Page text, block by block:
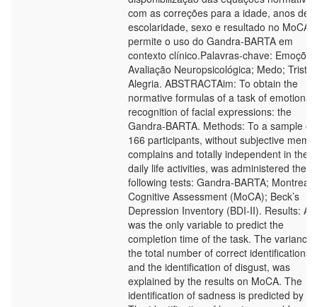
com as correções para a idade, anos de
escolaridade, sexo e resultado no MoCA,
permite o uso do Gandra-BARTA em
contexto clínico.Palavras-chave:
Avaliação Neuropsicológica; Medo;
Alegria. ABSTRACTAim: To obtain the
normative formulas of a task of emotional
recognition of facial expressions: the
Gandra-BARTA. Methods: To a sample of
166 participants, without subjective
complains and totally independent in the
daily life activities, was administered the
following tests: Gandra-BARTA; Montreal
Cognitive Assessment (MoCA); Beck’s
Depression Inventory (BDI-II). Results:
was the only variable to predict the
completion time of the task. The variance
the total number of correct identifications
and the identification of disgust, was
explained by the results on MoCA. The
identification of sadness is predicted by